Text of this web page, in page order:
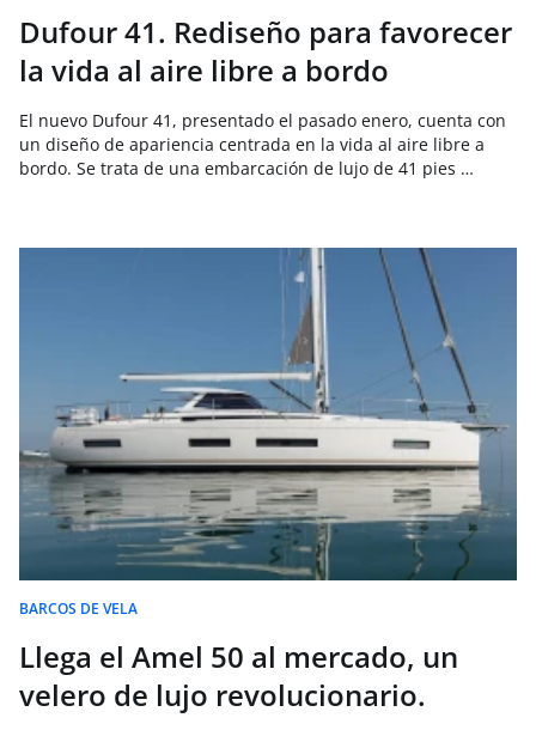
Dufour 41. Rediseño para favorecer
la vida al aire libre a bordo
El nuevo Dufour 41, presentado el pasado enero, cuenta con
un diseño de apariencia centrada en la vida al aire libre a
bordo. Se trata de una embarcación de lujo de 41 pies …
BARCOS DE VELA
Llega el Amel 50 al mercado, un
velero de lujo revolucionario.